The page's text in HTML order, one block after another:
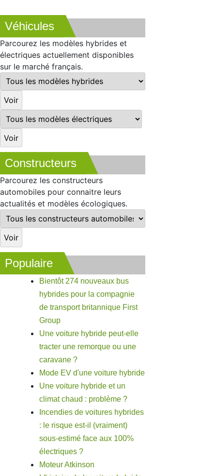
Véhicules
Parcourez les modèles hybrides et
électriques actuellement disponibles
sur le marché français.
Constructeurs
Parcourez les constructeurs
automobiles pour connaitre leurs
actualités et modèles écologiques.
Populaire
Bientôt 274 nouveaux bus
hybrides pour la compagnie
de transport britannique First
Group
Une voiture hybride peut-elle
tracter une remorque ou une
caravane ?
Mode EV d'une voiture hybride
Une voiture hybride et un
climat chaud : problème ?
Incendies de voitures hybrides
: le risque est-il (vraiment)
sous-estimé face aux 100%
électriques ?
Moteur Atkinson